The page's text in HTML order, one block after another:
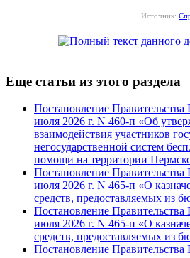
Источник:
Еще статьи из этого раздела
Постановление Правительства
июля 2026 г. N 460-п «Об
взаимодействия участников
негосударственной систем
помощи на территории
Постановление Правительства
июля 2026 г. N 465-п «О
средств, предоставляемых из
Постановление Правительства
июля 2026 г. N 465-п «О
средств, предоставляемых из
Постановление Правительства